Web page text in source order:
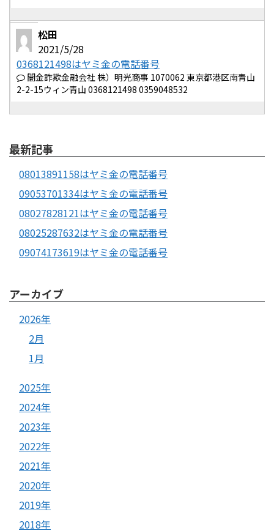
松田
2021/5/28
0368121498はヤミ金の電話番号
闇金詐欺金融会社 株）明光商事 1070062 東京都港区南青山
2-2-15ウィン青山 0368121498 0359048532
最新記事
08013891158はヤミ金の電話番号
09053701334はヤミ金の電話番号
08027828121はヤミ金の電話番号
08025287632はヤミ金の電話番号
09074173619はヤミ金の電話番号
アーカイブ
2026年
2月
1月
2025年
2024年
2023年
2022年
2021年
2020年
2019年
2018年